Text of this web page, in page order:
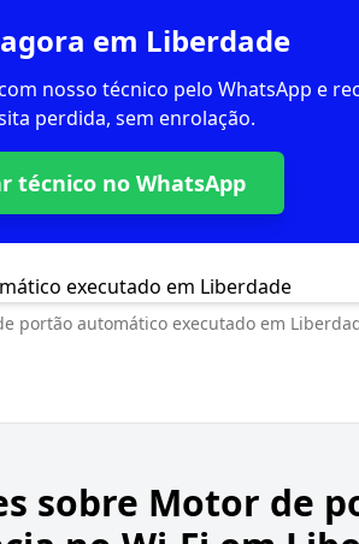
em Liberdade
nosso técnico pelo WhatsApp e
perdida, sem enrolação.
técnico no WhatsApp
portão automático executado em
sobre Motor de